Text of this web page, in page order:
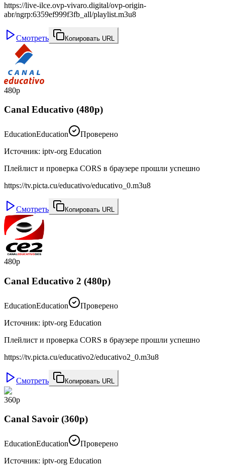
https://live-ilce.ovp-vivaro.digital/ovp-origin-
abr/ngrp:6359ef999f3fb_all/playlist.m3u8
Смотреть Копировать URL
480p
Canal Educativo (480p)
EducationEducation
Проверено
Источник: iptv-org Education
Плейлист и проверка CORS в браузере прошли успешно
https://tv.picta.cu/educativo/educativo_0.m3u8
Смотреть Копировать URL
480p
Canal Educativo 2 (480p)
EducationEducation
Проверено
Источник: iptv-org Education
Плейлист и проверка CORS в браузере прошли успешно
https://tv.picta.cu/educativo2/educativo2_0.m3u8
Смотреть Копировать URL
360p
Canal Savoir (360p)
EducationEducation
Проверено
Источник: iptv-org Education